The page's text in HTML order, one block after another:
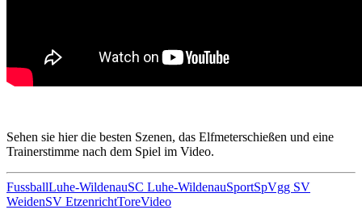
Sehen sie hier die besten Szenen, das Elfmeterschießen und eine
Trainerstimme nach dem Spiel im Video.
FussballLuhe-WildenauSC Luhe-WildenauSportSpVgg SV
WeidenSV EtzenrichtToreVideo